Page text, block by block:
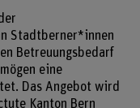
Stadtberner*innen
Betreuungsbedarf
eine
Das Angebot wird
Kanton Bern